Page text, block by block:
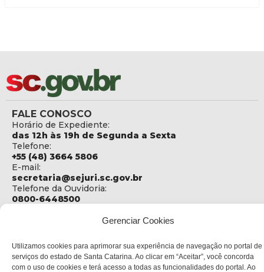
Gerenciar Cookies
Utilizamos cookies para aprimorar sua experiência de navegação no portal de
serviços do estado de Santa Catarina. Ao clicar em “Aceitar”, você concorda
com o uso de cookies e terá acesso a todas as funcionalidades do portal. Ao
FALE CONOSCO
Horário de Expediente:
das 12h às 19h de Segunda a Sexta
Telefone:
+55 (48) 3664 5806
E-mail:
secretaria@sejuri.sc.gov.br
Telefone da Ouvidoria:
0800-6448500
Social
Rua Fúlvio Aducci, 1214 - Loja 06